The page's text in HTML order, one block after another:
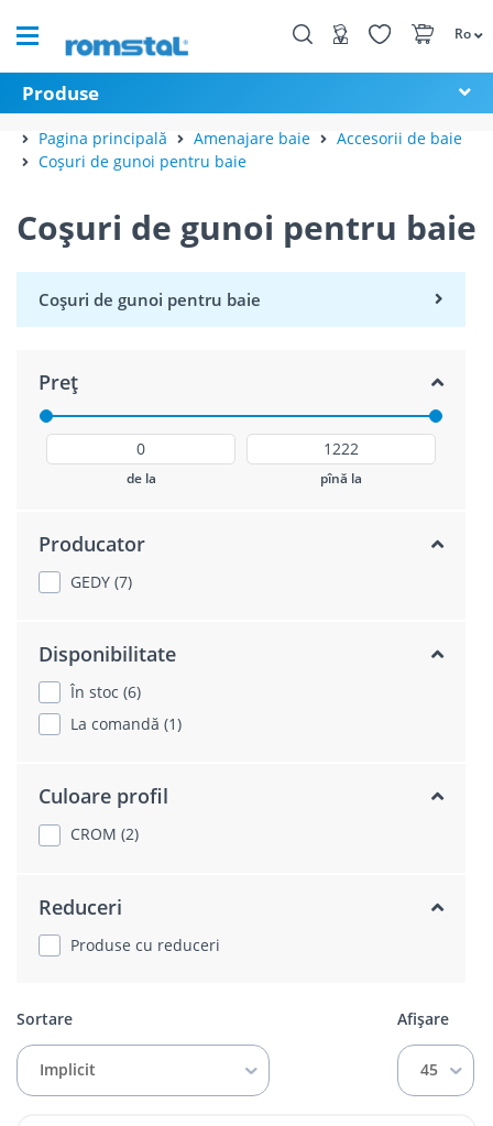
Ro
Produse
Pagina principală Amenajare baie
Accesorii de baie
Coșuri de gunoi pentru baie
Coșuri de gunoi pentru baie
Coșuri de gunoi pentru baie
Preț
de la pînă la
Producator
GEDY (7)
Disponibilitate
În stoc (6)
La comandă (1)
Culoare profil
CROM (2)
Reduceri
Produse cu reduceri
Sortare
Implicit
Afișare
45